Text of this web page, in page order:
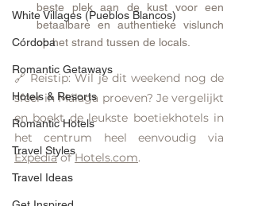
White Villages (Pueblos Blancos)
Córdoba
Romantic Getaways
Hotels & Resorts
Romantic Hotels
Travel Styles
Travel Ideas
beste plek aan de kust voor een
betaalbare en authentieke vislunch
op het strand tussen de locals.
🔗 Reistip: Wil je dit weekend nog de
sfeer in Málaga proeven? Je vergelijkt
en boekt de leukste boetiekhotels in
Expedia of Hotels.com.